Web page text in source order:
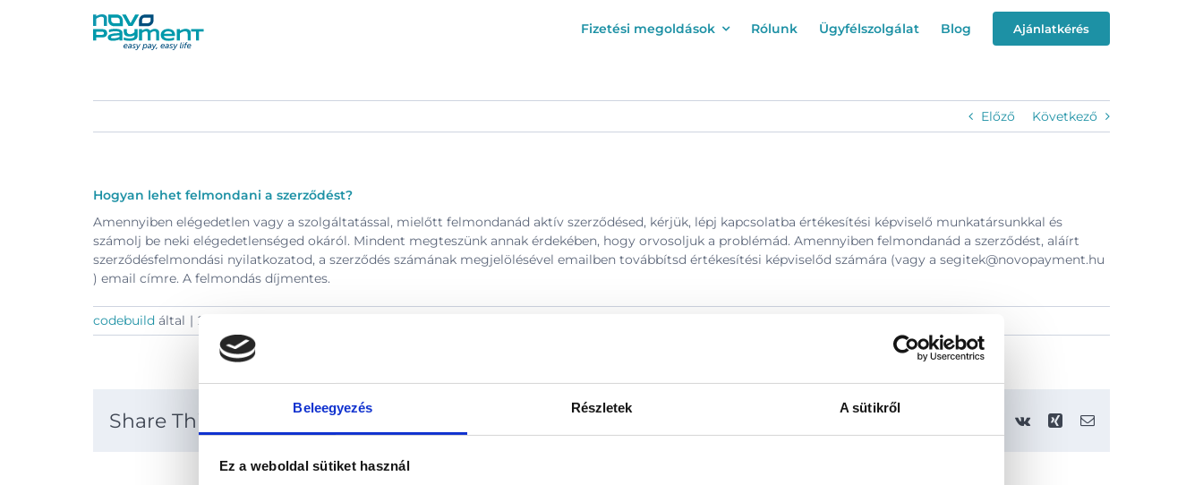
Beleegyezés Részletek A sütikről
Ez a weboldal sütiket használ
Fizetési megoldások
Rólunk Ügyfélszolgálat Blog Ajánlatkérés
Előző Következő
Hogyan lehet felmondani a szerződést?
Amennyiben elégedetlen vagy a szolgáltatással, mielőtt felmondanád aktív szerződésed, kérjük, lépj kapcsolatba értékesítési képviselő munkatársunkkal és
számolj be neki elégedetlenséged okáról. Mindent megteszünk annak érdekében, hogy orvosoljuk a problémád. Amennyiben felmondanád a szerződést, aláírt
szerződésfelmondási nyilatkozatod, a szerződés számának megjelölésével emailben továbbítsd értékesítési képviselőd számára (vagy a segitek@novopayment.hu
) email címre. A felmondás díjmentes.
codebuild által | 2024.06.20.
Share This Story, Choose Your Platform! Pinterest
Vk Xing Email: